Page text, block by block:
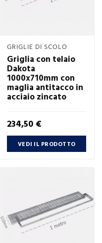
GRIGLIE DI SCOLO
Griglia con telaio
Dakota
1000x710mm con
maglia antitacco in
acciaio zincato
Prezzo
234,50 €
VEDI IL PRODOTTO